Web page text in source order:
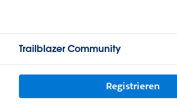
Trailblazer Community
Registrieren